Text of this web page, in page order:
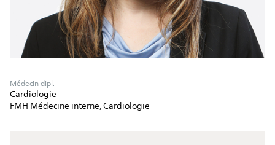
Médecin dipl.
Cardiologie
FMH Médecine interne, Cardiologie